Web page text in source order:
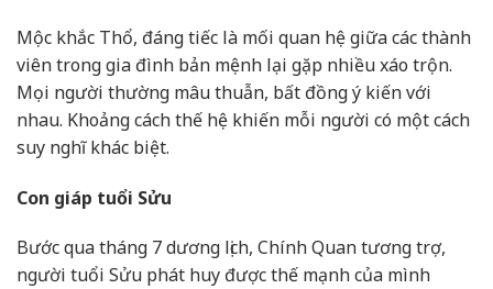
Mộc khắc Thổ, đáng tiếc là mối quan hệ giữa các thành
viên trong gia đình bản mệnh lại gặp nhiều xáo trộn.
Mọi người thường mâu thuẫn, bất đồng ý kiến với
nhau. Khoảng cách thế hệ khiến mỗi người có một cách
suy nghĩ khác biệt.
Con giáp tuổi Sửu
Bước qua tháng 7 dương lịch, Chính Quan tương trợ,
người tuổi Sửu phát huy được thế mạnh của mình